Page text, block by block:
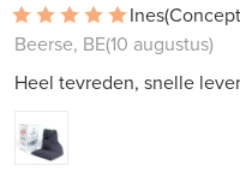
Ines
Beerse, BE(10 augustus)
Heel tevreden, snelle